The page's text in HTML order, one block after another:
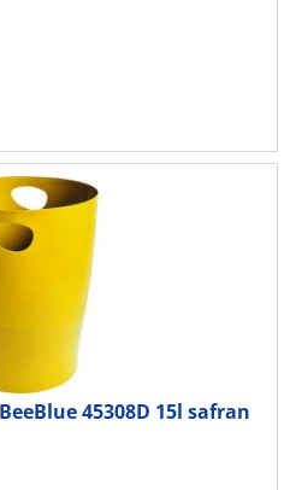
45308D 15l safran